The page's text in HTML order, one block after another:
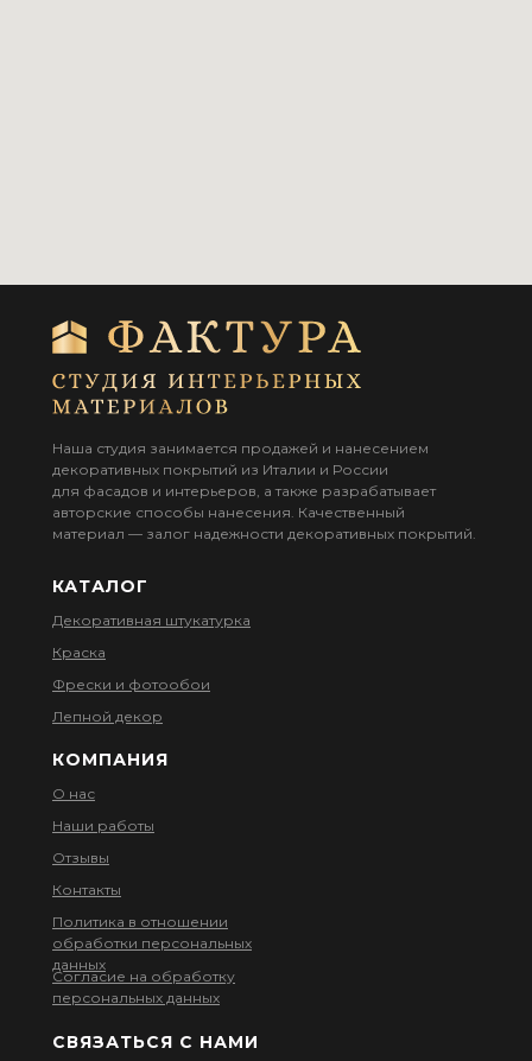
СВЯЗАТЬСЯ С НАМИ
КАТАЛОГ
Декоративная штукатурка
Краска
КОМПАНИЯ
О нас
Фрески и фотообои
Наши работы
Отзывы
Лепной декор
Согласие на обработку
персональных данных
Политика в отношении
обработки персональных
данных
Контакты
Наша студия занимается продажей и нанесением
декоративных покрытий из Италии и России
для фасадов и интерьеров, а также разрабатывает
авторские способы нанесения. Качественный
материал — залог надежности декоративных покрытий.